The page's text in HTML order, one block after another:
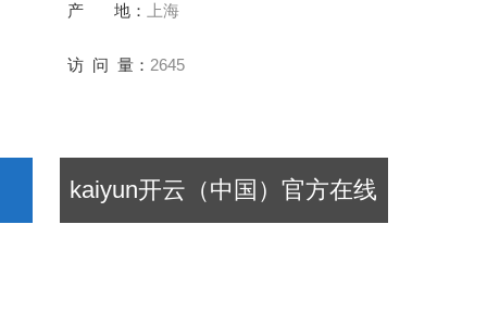
产 地： 上海
访 问 量： 2645
kaiyun开云（中国）官方在线